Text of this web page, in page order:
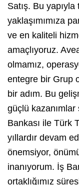
Satış. Bu
yaklaşımımıza
ve en kaliteli
amaçlıyoruz.
olmamız,
entegre bir Grup
bir adım. Bu
güçlü kazanımlar
Bankası ile Türk
yıllardır devam
önemsiyor,
inanıyorum. İş
ortaklığımız